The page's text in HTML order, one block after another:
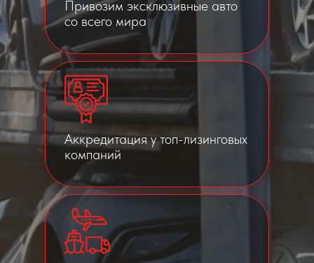
Привозим эксклюзивные авто
со всего мира
Аккредитация у топ-лизинговых
компаний